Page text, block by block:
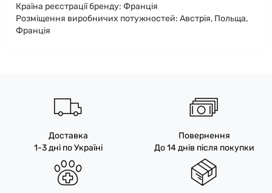
Країна реєстрації бренду: Франція
Розміщення виробничих потужностей: Австрія, Польща,
Франція
Доставка
1-3 дні по Україні
Повернення
До 14 днів після покупки